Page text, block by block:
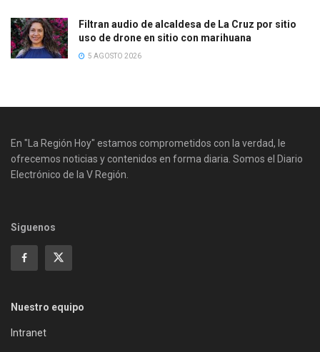
Filtran audio de alcaldesa de La Cruz por sitio
uso de drone en sitio con marihuana
5 AGOSTO 2026
En "La Región Hoy" estamos comprometidos con la verdad, le
ofrecemos noticias y contenidos en forma diaria. Somos el Diario
Electrónico de la V Región.
Siguenos
Nuestro equipo
Intranet